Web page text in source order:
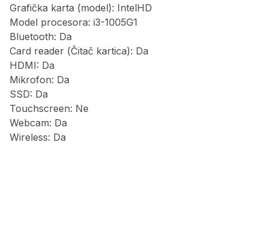
Grafička karta (model): IntelHD
Model procesora: i3-1005G1
Bluetooth: Da
Card reader (Čitač kartica): Da
HDMI: Da
Mikrofon: Da
SSD: Da
Touchscreen: Ne
Webcam: Da
Wireless: Da